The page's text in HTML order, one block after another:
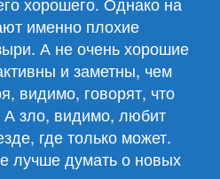
именно плохие
А не очень хорошие
и заметны, чем
видимо, говорят, что
зло, видимо, любит
где только может.
лучше думать о новых